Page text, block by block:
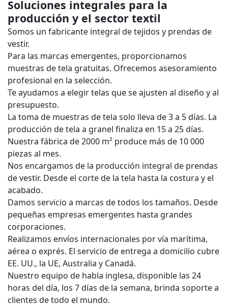
Soluciones integrales para la
producción y el sector textil
Somos un fabricante integral de tejidos y prendas de
vestir.
Para las marcas emergentes, proporcionamos
muestras de tela gratuitas. Ofrecemos asesoramiento
profesional en la selección.
Te ayudamos a elegir telas que se ajusten al diseño y al
presupuesto.
La toma de muestras de tela solo lleva de 3 a 5 días. La
producción de tela a granel finaliza en 15 a 25 días.
Nuestra fábrica de 2000 m² produce más de 10 000
piezas al mes.
Nos encargamos de la producción integral de prendas
de vestir. Desde el corte de la tela hasta la costura y el
acabado.
Damos servicio a marcas de todos los tamaños. Desde
pequeñas empresas emergentes hasta grandes
corporaciones.
Realizamos envíos internacionales por vía marítima,
aérea o exprés. El servicio de entrega a domicilio cubre
EE. UU., la UE, Australia y Canadá.
Nuestro equipo de habla inglesa, disponible las 24
horas del día, los 7 días de la semana, brinda soporte a
clientes de todo el mundo.